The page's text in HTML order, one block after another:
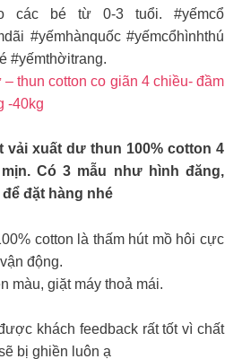
các bé từ 0-3 tuổi. #yếmcổ
#yếmhànquốc #yếmcổhìnhthú
#yếmthờitrang.
thun cotton co giãn 4 chiều- đầm
-40kg
vải xuất dư thun 100% cotton 4
Có 3 mẫu như hình đăng,
đặt hàng nhé
cotton là thấm hút mồ hôi cực
động.
màu, giặt máy thoả mái.
khách feedback rất tốt vì chất
bị ghiền luôn ạ